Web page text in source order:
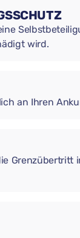
wird.
an Ihren
Grenzübertritt